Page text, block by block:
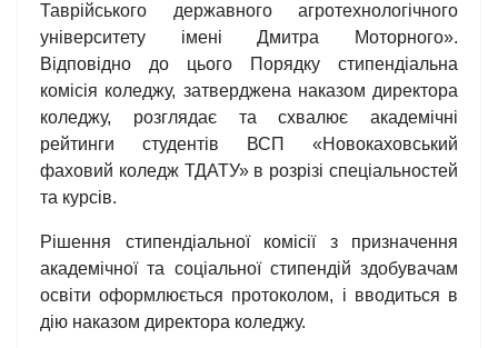
Таврійського державного агротехнологічного
університету імені Дмитра Моторного».
Відповідно до цього Порядку стипендіальна
комісія коледжу, затверджена наказом директора
коледжу, розглядає та схвалює академічні
рейтинги студентів ВСП «Новокаховський
фаховий коледж ТДАТУ» в розрізі спеціальностей
та курсів.
Рішення стипендіальної комісії з призначення
академічної та соціальної стипендій здобувачам
освіти оформлюється протоколом, і вводиться в
дію наказом директора коледжу.